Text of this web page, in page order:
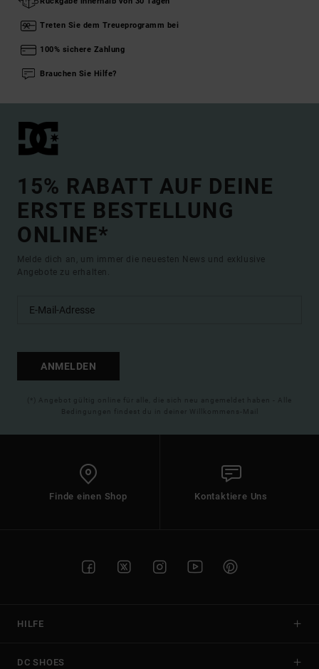
Treten Sie dem Treueprogramm bei
100% sichere Zahlung
Brauchen Sie Hilfe?
15% RABATT AUF DEINE
ERSTE BESTELLUNG
ONLINE*
Melde dich an, um immer die neuesten News und exklusive
Angebote zu erhalten.
ANMELDEN
(*) Angebot gültig online für alle, die sich neu angemeldet haben - Alle
Bedingungen findest du in deiner Willkommens-Mail
Finde einen Shop Kontaktiere Uns
HILFE
DC SHOES